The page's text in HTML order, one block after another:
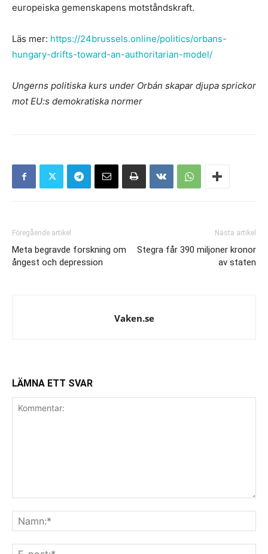
europeiska gemenskapens motståndskraft.
Läs mer: https://24brussels.online/politics/orbans-
hungary-drifts-toward-an-authoritarian-model/
Ungerns politiska kurs under Orbán skapar djupa sprickor
mot EU:s demokratiska normer
Föregående artikel
Meta begravde forskning om
ångest och depression
Nästa artikel
Stegra får 390 miljoner kronor
av staten
Vaken.se
LÄMNA ETT SVAR